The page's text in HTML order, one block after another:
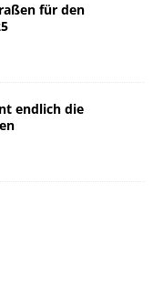
für den
endlich die